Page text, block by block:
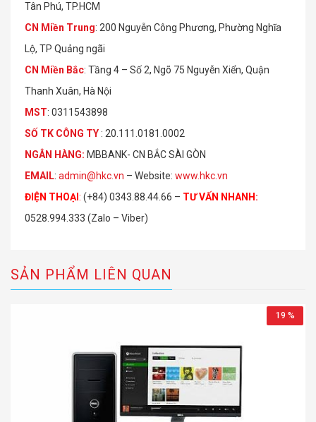
Tân Phú, TP.HCM
CN Miền Trung: 200 Nguyễn Công Phương, Phường Nghĩa
Lộ, TP Quảng ngãi
CN Miền Bắc: Tầng 4 – Số 2, Ngõ 75 Nguyễn Xiển, Quận
Thanh Xuân, Hà Nội
MST: 0311543898
SỐ TK CÔ NG TY : 20.111.0181.0002
NGÂN HÀNG: MBBANK- CN BẮC SÀI GÒN
EMAIL: admin@hkc.vn – Website: www.hkc.vn
ĐIỆN THOẠI : (+84) 0343.88.44.66 – TƯ VẤN NHANH :
0528.994.333 (Zalo – Viber)
SẢN PHẨM LIÊN QUAN
19 %